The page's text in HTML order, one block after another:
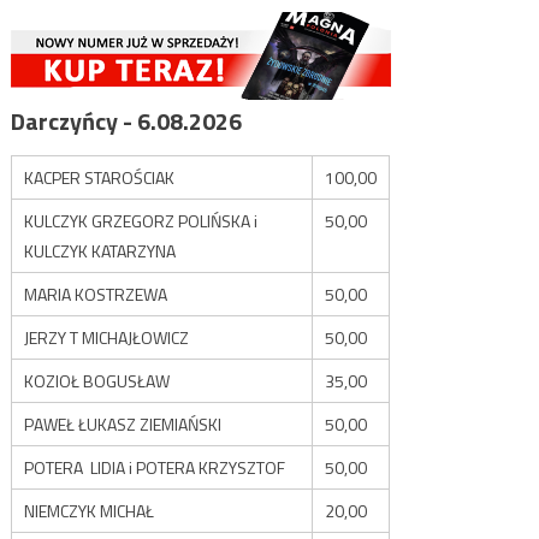
Darczyńcy - 6.08.2026
KACPER STAROŚCIAK
100,00
KULCZYK GRZEGORZ POLIŃSKA i
KULCZYK KATARZYNA
50,00
MARIA KOSTRZEWA
50,00
JERZY T MICHAJŁOWICZ
50,00
KOZIOŁ BOGUSŁAW
35,00
PAWEŁ ŁUKASZ ZIEMIAŃSKI
50,00
POTERA LIDIA i POTERA KRZYSZTOF
50,00
NIEMCZYK MICHAŁ
20,00